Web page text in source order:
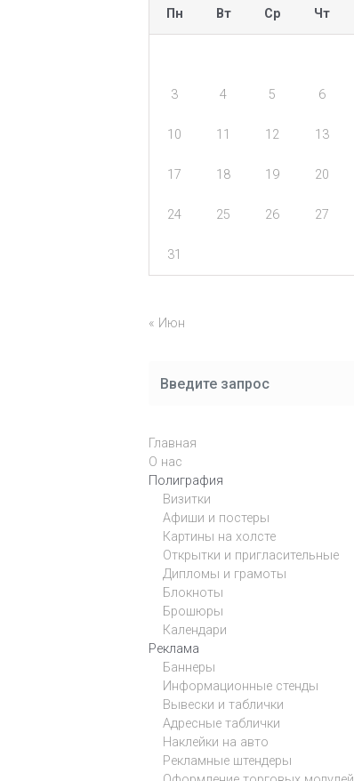
Пн Вт Ср Чт
3 4 5 6
10 11 12 13
17 18 19 20
24 25 26 27
31
« Июн
Главная
О нас
Полиграфия
Визитки
Афиши и постеры
Картины на холсте
Открытки и пригласительные
Дипломы и грамоты
Блокноты
Брошюры
Календари
Реклама
Баннеры
Информационные стенды
Вывески и таблички
Адресные таблички
Наклейки на авто
Рекламные штендеры